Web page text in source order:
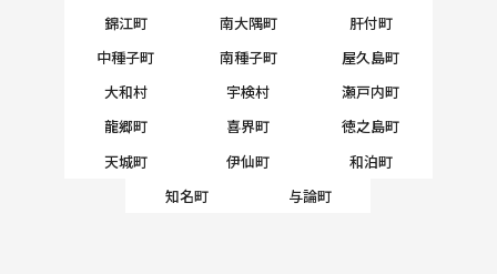
錦江町
南大隅町
肝付町
中種子町
南種子町
屋久島町
大和村
宇検村
瀬戸内町
龍郷町
喜界町
徳之島町
天城町
伊仙町
和泊町
知名町
与論町